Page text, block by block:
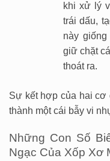
khi xử lý
trái dấu,
này
giữ chặt
thoát ra.
Sự kết hợp của hai cơ
thành một cái bẫy vi
Những Con Số
Ngạc Của Xốp Xơ